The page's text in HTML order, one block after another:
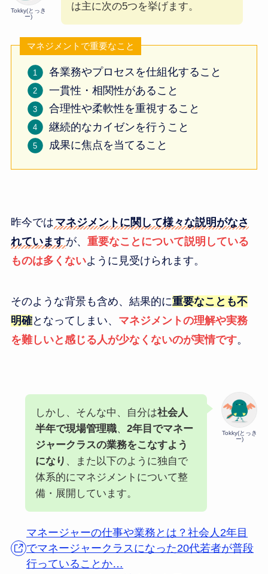
Tokky(とっき
ー)
は主に次の5つを挙げます。
マネジメントで重要なこと
各業務やプロセスを仕組化すること
一貫性・相関性があること
合理性や柔軟性を重視すること
継続的なカイゼンを行うこと
成果に焦点を当てること
昨今では マネジメントに関して様々な説明がなさ
れていますが、 重要なことについて説明している
ものは多くないように見受けられます。
そのような背景も含め、結果的に重要なことも不
明確となってしまい、 マネジメントの理解や実務
を難しいと感じる人が少なくないのが実情です。
Tokky(とっき
ー)
しかし、そんな中、自分は社会人
半年で現場管理職、 2年目でマネー
ジャークラスの業務をこなすよう
になり 、また以下のように独自で
体系的にマネジメントについて整
備・展開しています。
マネージャーの仕事や業務とは？社会人2年目
でマネージャークラスになった20代若者が普段
行っていることか…